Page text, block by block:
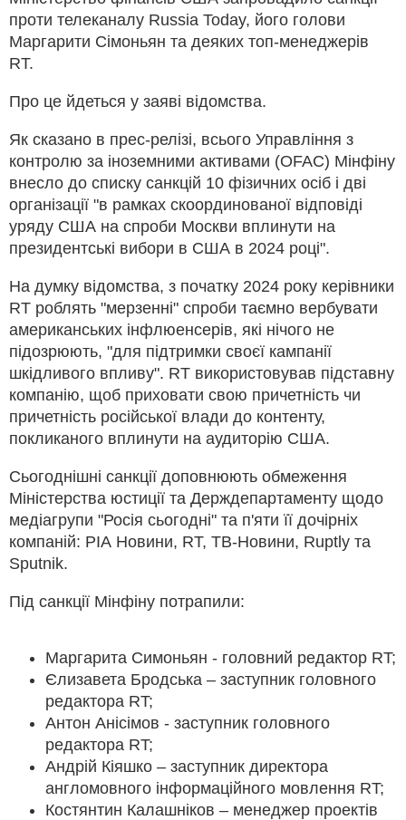
проти телеканалу Russia Today, його голови
Маргарити Сімоньян та деяких топ-менеджерів
RT.
Про це йдеться у заяві відомства.
Як сказано в прес-релізі, всього Управління з
контролю за іноземними активами (OFAC) Мінфіну
внесло до списку санкцій 10 фізичних осіб і дві
організації "в рамках скоординованої відповіді
уряду США на спроби Москви вплинути на
президентські вибори в США в 2024 році".
На думку відомства, з початку 2024 року керівники
RT роблять "мерзенні" спроби таємно вербувати
американських інфлюенсерів, які нічого не
підозрюють, "для підтримки своєї кампанії
шкідливого впливу". RT використовував підставну
компанію, щоб приховати свою причетність чи
причетність російської влади до контенту,
покликаного вплинути на аудиторію США.
Сьогоднішні санкції доповнюють обмеження
Міністерства юстиції та Держдепартаменту щодо
медіагрупи "Росія сьогодні" та п'яти її дочірніх
компаній: РІА Новини, RT, ТВ-Новини, Ruptly та
Sputnik.
Під санкції Мінфіну потрапили:
Маргарита Симоньян - головний редактор RT;
Єлизавета Бродська – заступник головного
редактора RT;
Антон Анісімов - заступник головного
редактора RT;
Андрій Кіяшко – заступник директора
англомовного інформаційного мовлення RT;
Костянтин Калашніков – менеджер проектів